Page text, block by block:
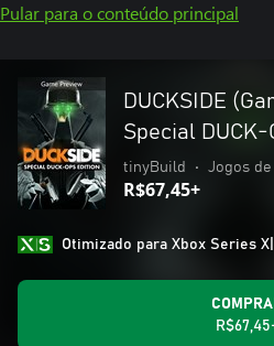
Pular para o conteúdo principal
DUCKSIDE
Special DUCK-
tinyBuild • Jogos
R$67,45+
Otimizado para Xbox Series